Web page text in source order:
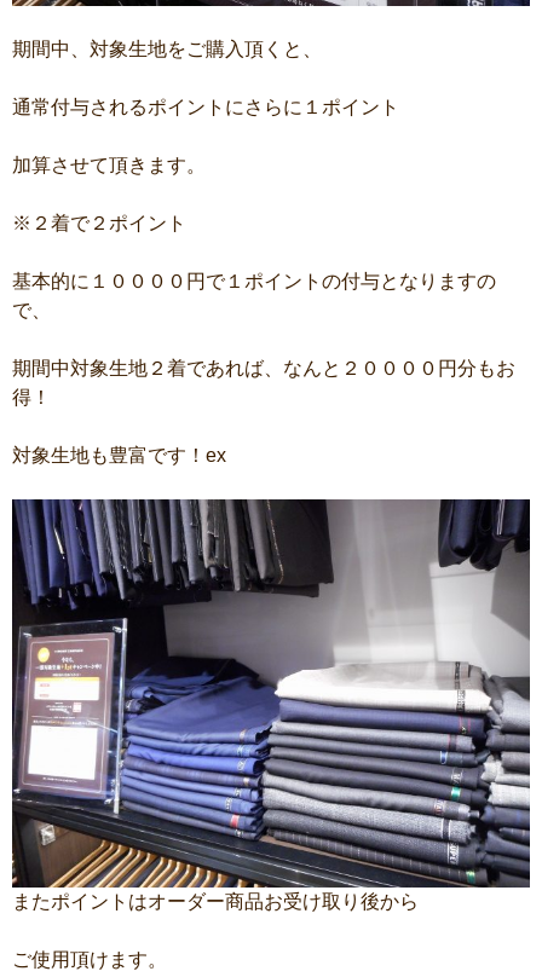
期間中、対象生地をご購入頂くと、
通常付与されるポイントにさらに１ポイント
加算させて頂きます。
※２着で２ポイント
基本的に１００００円で１ポイントの付与となりますの
で、
期間中対象生地２着であれば、なんと２００００円分もお
得！
対象生地も豊富です！ex
またポイントはオーダー商品お受け取り後から
ご使用頂けます。